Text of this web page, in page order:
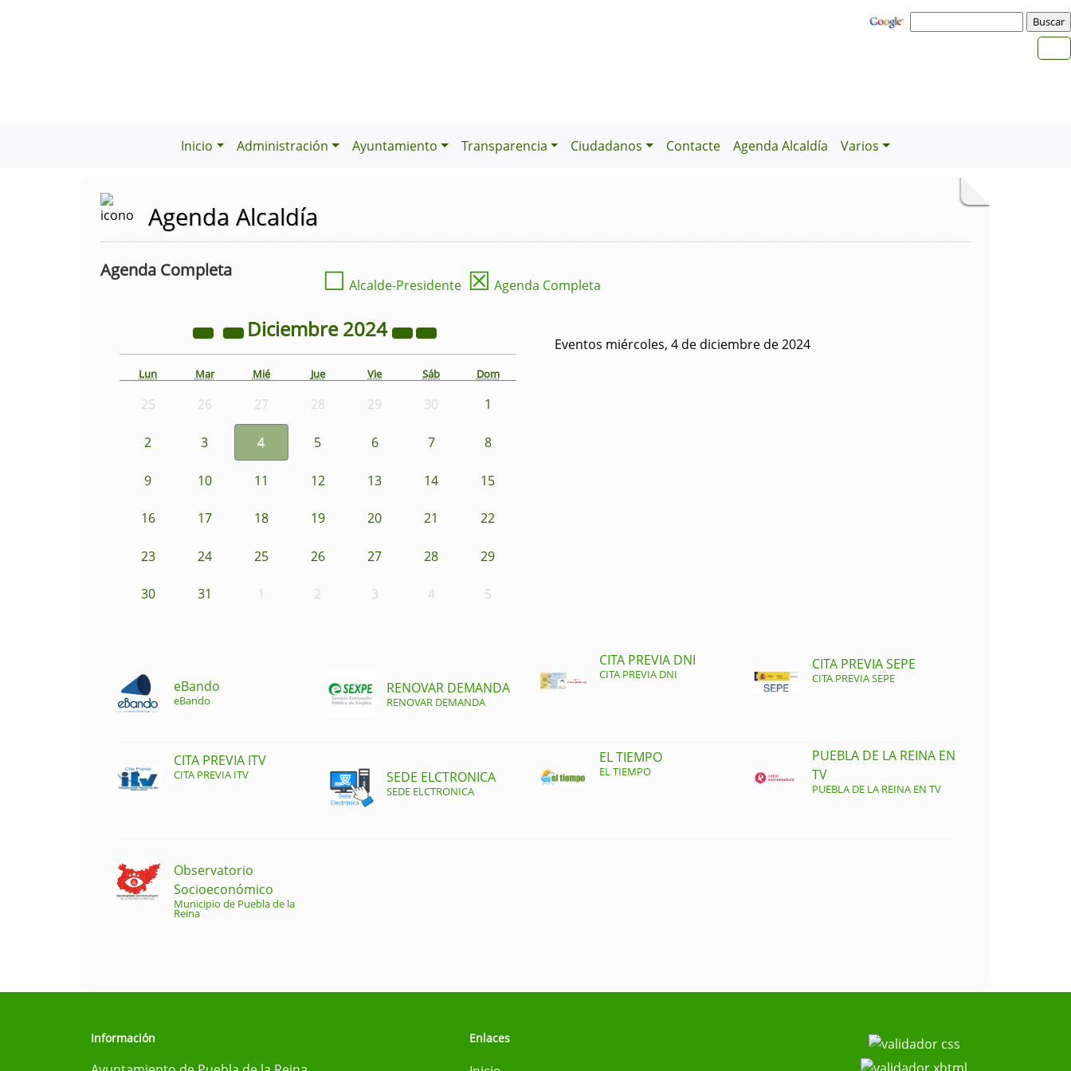
Inicio Administración Ayuntamiento Transparencia Ciudadanos Contacte Agenda Alcaldía Varios
Agenda Alcaldía
Agenda Completa ☐ Alcalde-Presidente ☒ Agenda Completa
Diciembre2024
Lun Mar Mié Jue Vie Sáb Dom
25 26 27 28 29 30 1
2 3 4 5 6 7 8
9 10 11 12 13 14 15
16 17 18 19 20 21 22
23 24 25 26 27 28 29
30 31 1 2 3 4 5
Eventos miércoles, 4 de diciembre de 2024
eBando
eBando
RENOVAR DEMANDA
RENOVAR DEMANDA
CITA PREVIA DNI
CITA PREVIA DNI
CITA PREVIA SEPE
CITA PREVIA SEPE
CITA PREVIA ITV
CITA PREVIA ITV SEDE ELCTRONICA
SEDE ELCTRONICA
EL TIEMPO
EL TIEMPO
PUEBLA DE LA REINA EN
TV
PUEBLA DE LA REINA EN TV
Observatorio
Socioeconómico
Municipio de Puebla de la
Reina
Información Enlaces